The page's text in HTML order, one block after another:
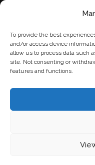
To provide the best
and/or access device
allow us to process data such
site. Not consenting or
features and functions.
laten